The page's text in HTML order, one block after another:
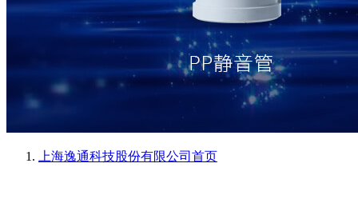
上海逸通科技股份有限公司 首页